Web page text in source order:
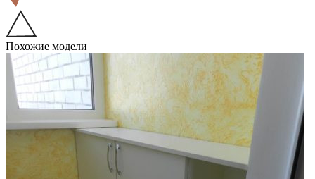
Похожие модели